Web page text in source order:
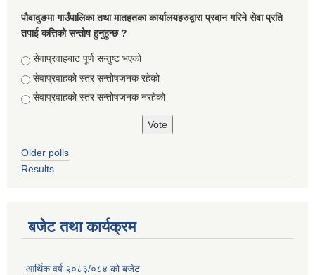
पौवादुङमा गाउँपालिका तथा मातहतका कार्यालयहरुद्वारा प्रदान गरिने सेवा प्रति
तपाई कत्तिको सन्तोष हुनुहुन्छ ?
Choices
सेवाप्रवाहबाट पूर्ण सन्तुष्ट भएको
सेवाप्रवाहको स्तर सन्तोषजनक रहेको
सेवाप्रवाहको स्तर सन्तोषजनक नरहेको
Older polls
Results
बजेट तथा कार्यक्रम
आर्थिक वर्ष २०८३/०८४ को बजेट